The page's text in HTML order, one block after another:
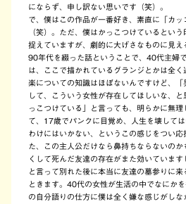
にならず、申し訳ない思いです（笑）。
で、僕はこの作品が一番好き、素直に「カッ
（笑）。ただ、僕はかっこつけているとい
捉えていますが、劇的に大げさなものに見え
90年代を綴った話ということで、40代主婦
は、ここで描かれているグランジとかは全
楽についての知識はほぼないんですけど、「
して、こういう女性が存在してほしいな、
っこつけている」と言っても、明らかに無理
て、17歳でパンクに目覚め、人生を壊して
わけにはいかない、というこの感じをつい応
た、この主人公だけなら鼻持ちならないの
くして死んだ友達の存在がまた効いています
と言って別れた後に本当に友達の墓参りに
ときます。40代の女性が生活の中でなにか
の自分語りの仕方に僕は全く嫌な感じがしな